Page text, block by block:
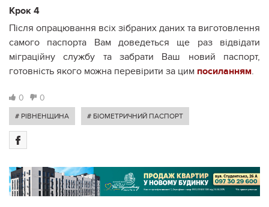
Крок 4
Після опрацювання всіх зібраних даних та виготовлення
самого паспорта Вам доведеться ще раз відвідати
міграційну службу та забрати Ваш новий паспорт,
готовність якого можна перевірити за цим посиланням.
0 0
# РІВНЕНЩИНА # БІОМЕТРИЧНИЙ ПАСПОРТ